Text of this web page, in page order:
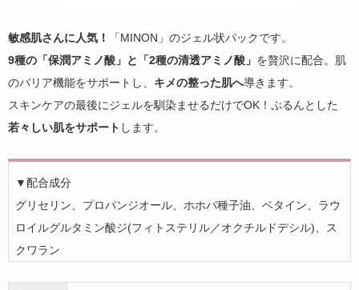
敏感肌さんに人気！
「MINON」のジェル状パックです。
9種の「保潤アミノ酸」と「2種の清透アミノ酸」 を贅沢に配合。肌
のバリア機能をサポートし、 キメの整った肌へ導きます。
スキンケアの最後にジェルを馴染ませるだけでOK！ぷるんとした
若々しい肌をサポート します。
▼配合成分
グリセリン、プロパンジオール、ホホバ種子油、ベタイン、ラウ
ロイルグルタミン酸ジ(フィトステリル／オクチルドデシル)、ス
クワラン